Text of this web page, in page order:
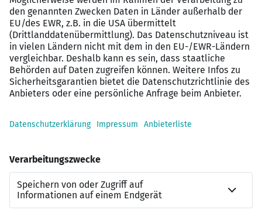
Entwicklungsmöglichkeiten bis hin zu
Führungsverantwortung
Wertschätzendes Arbeitsumfeld
Persönliche Betreuung während des gesamten
So läuft es ab:
Wir sprechen über deine Wünsche und Ziele.